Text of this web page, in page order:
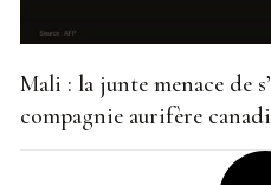
Mali : la junte menace de
compagnie aurifère